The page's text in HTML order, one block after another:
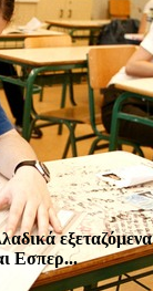
εξεταζόμενα
Εσπερ...